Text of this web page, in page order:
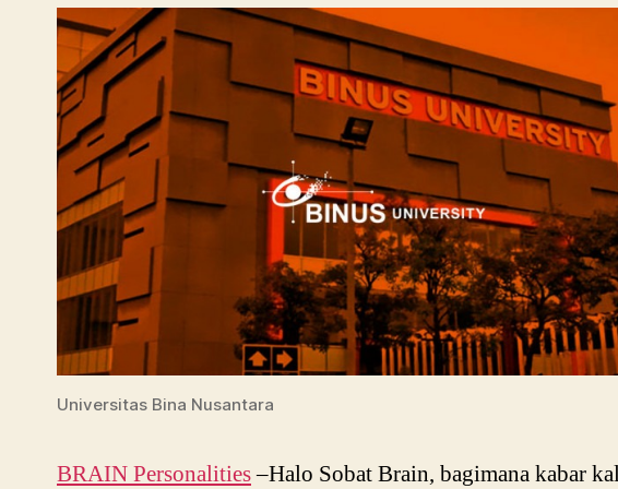
Universitas Bina Nusantara
BRAIN Personalities–Halo Sobat Brain, bagimana kabar